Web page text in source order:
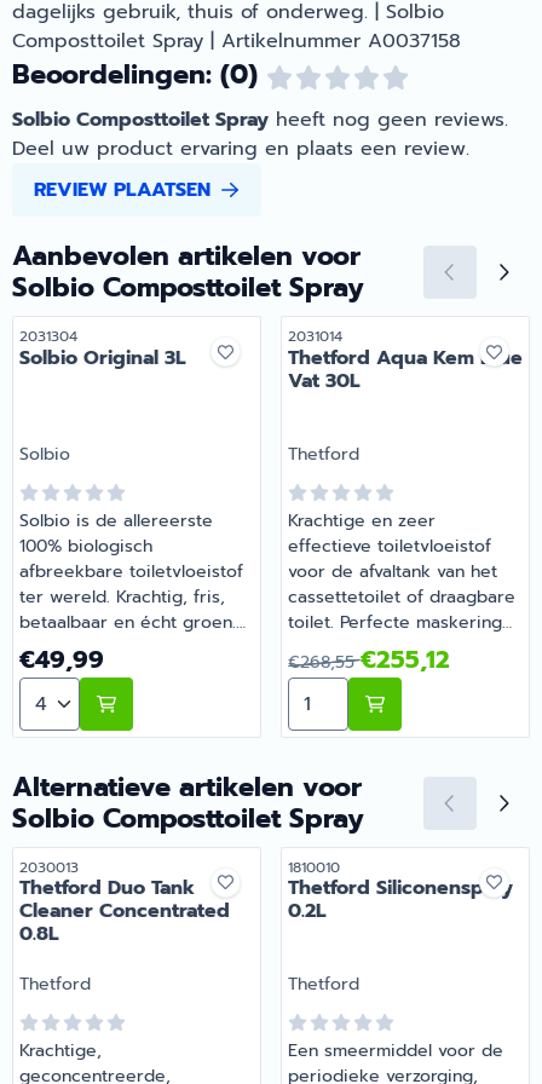
dagelijks gebruik, thuis of onderweg. | Solbio
Composttoilet Spray | Artikelnummer A0037158
Beoordelingen: (0)
Solbio Composttoilet Spray heeft nog geen reviews.
Deel uw product ervaring en plaats een review.
REVIEW PLAATSEN
Aanbevolen artikelen voor
Solbio Composttoilet Spray
Artikelnummer
2031304
Solbio Original 3L
Merk:
Solbio
Solbio is de allereerste
100% biologisch
afbreekbare toiletvloeistof
ter wereld. Krachtig, fris,
betaalbaar en écht groen.
Solbio breekt af, verfrist,
voorkomt aanslag en houdt
je toilet en tank schoon.
Ideaal voor je porta potti,
Prijs: 49,99
€49,99
Aantal kiezen voor Solbio Original 3L
Artikelnummer
2031014
Thetford Aqua Kem Blue
Vat 30L
Merk:
Thetford
Krachtige en zeer
effectieve toiletvloeistof
voor de afvaltank van het
cassettetoilet of draagbare
toilet. Perfecte maskering
van nare geurtjes. Maakt
vaste bestanddelen
vloeibaar zodat de tank
makkelijk te legen is.
dosering is genoeg voor
wel 5 dagen. | Thetford
Aqua Kem Blue Vat 30L |
Artikelnummer 2031014
Van 268,55 voor 255,12
€268,55€255,12
Aantal kiezen voor
Alternatieve artikelen voor
Solbio Composttoilet Spray
Artikelnummer
2030013
Thetford Duo Tank
Cleaner Concentrated
0.8L
Merk:
Thetford
Krachtige,
geconcentreerde,
Artikelnummer
1810010
Thetford Siliconenspray
0.2L
Merk:
Thetford
Een smeermiddel voor de
periodieke verzorging,